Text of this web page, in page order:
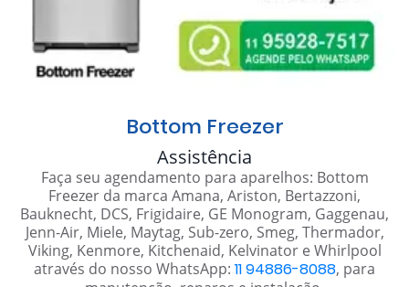
Bottom Freezer
Assistência
Faça seu agendamento para aparelhos: Bottom
Freezer da marca Amana, Ariston, Bertazzoni,
Bauknecht, DCS, Frigidaire, GE Monogram, Gaggenau,
Jenn-Air, Miele, Maytag, Sub-zero, Smeg, Thermador,
Viking, Kenmore, Kitchenaid, Kelvinator e Whirlpool
através do nosso WhatsApp: 11 94886-8088, para